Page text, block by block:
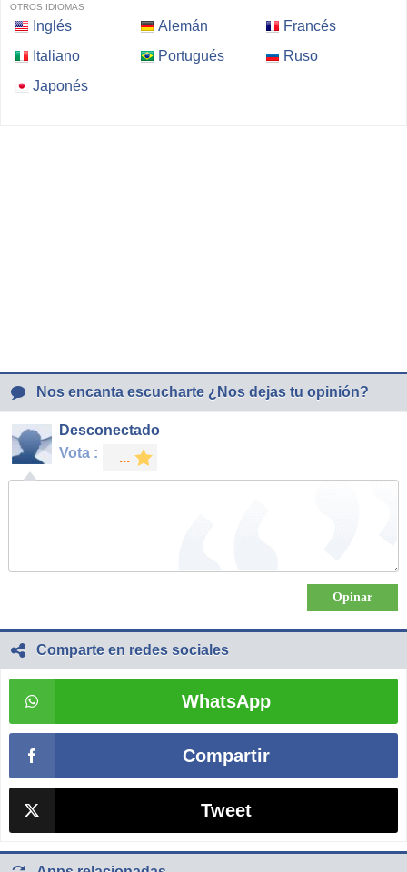
OTROS IDIOMAS
Inglés Alemán
Francés
Italiano
Portugués
Ruso
Japonés
Nos encanta escucharte ¿Nos dejas tu opinión?
Desconectado
Vota :
Comparte en redes sociales
WhatsApp
Compartir
Tweet